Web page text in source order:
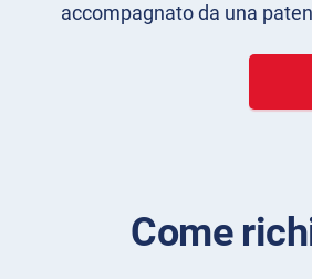
accompagnato da una
Come